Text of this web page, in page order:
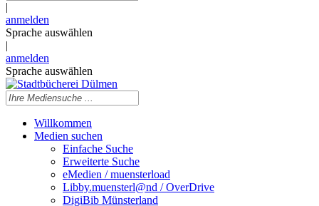
|
anmelden
Sprache auswählen
|
anmelden
Sprache auswählen
Willkommen
Medien suchen
Einfache Suche
Erweiterte Suche
eMedien / muensterload
Libby.muensterl@nd / OverDrive
DigiBib Münsterland